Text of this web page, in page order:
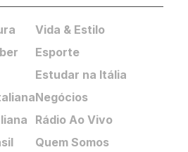
Vida & Estilo
Esporte
Estudar na Itália
Negócios
Rádio Ao Vivo
Quem Somos